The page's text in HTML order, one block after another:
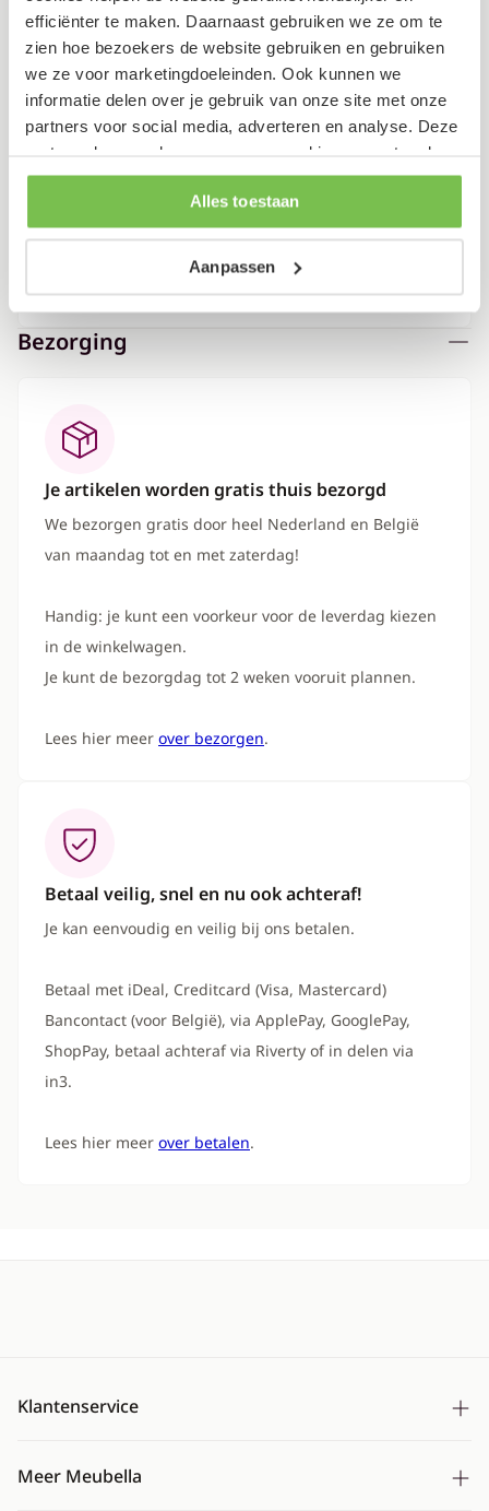
efficiënter te maken. Daarnaast gebruiken we ze om te
zien hoe bezoekers de website gebruiken en gebruiken
we ze voor marketingdoeleinden. Ook kunnen we
informatie delen over je gebruik van onze site met onze
partners voor social media, adverteren en analyse. Deze
partners kunnen deze gegevens combineren met andere
informatie die je aan ze hebt verstrekt of die ze hebben
verzameld op basis van je gebruik van hun services.
Alles toestaan
Aanpassen
Verpakking
Dit artikel bestaat uit 1 pakket
Lengte: 124 cm
Hoogte: 8 cm
Bezorging
Je artikelen worden gratis thuis bezorgd
We bezorgen gratis door heel Nederland en België
van maandag tot en met zaterdag!
Handig: je kunt een voorkeur voor de leverdag kiezen
in de winkelwagen.
Je kunt de bezorgdag tot 2 weken vooruit plannen.
Lees hier meer over bezorgen.
Betaal veilig, snel en nu ook achteraf!
Je kan eenvoudig en veilig bij ons betalen.
Betaal met iDeal, Creditcard (Visa, Mastercard)
Bancontact (voor België), via ApplePay, GooglePay,
ShopPay, betaal achteraf via Riverty of in delen via
in3.
Lees hier meer over betalen.
Klantenservice
Meer Meubella